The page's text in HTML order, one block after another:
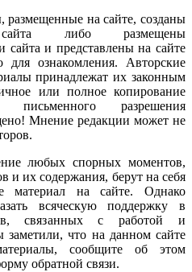
размещенные на сайте, созданы
либо размещены
сайта и представлены на сайте
для ознакомления. Авторские
принадлежат их законным
или полное копирование
разрешения
Мнение редакции может не
любых спорных моментов,
и их содержания, берут на себя
материал на сайте. Однако
всяческую поддержку в
связанных с работой и
что на данном сайте
сообщите об этом
обратной связи.